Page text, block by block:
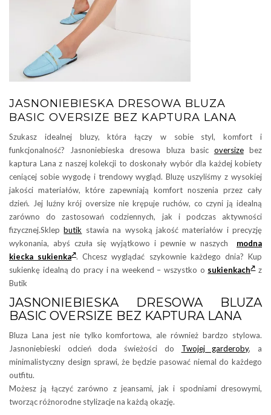
JASNONIEBIESKA DRESOWA BLUZA
BASIC OVERSIZE BEZ KAPTURA LANA
Szukasz idealnej bluzy, która łączy w sobie styl, komfort i
funkcjonalność? Jasnoniebieska dresowa bluza basic oversizebez
kaptura Lana z naszej kolekcji to doskonały wybór dla każdej kobiety
ceniącej sobie wygodę i trendowy wygląd. Bluzę uszyliśmy z wysokiej
jakości materiałów, które zapewniają komfort noszenia przez cały
dzień. Jej luźny krój oversize nie krępuje ruchów, co czyni ją idealną
zarówno do zastosowań codziennych, jak i podczas aktywności
fizycznej.Sklepbutik stawia na wysoką jakość materiałów i precyzję
wykonania, abyś czuła się wyjątkowo i pewnie w naszych modna
kiecka sukienka . Chcesz wyglądać szykownie każdego dnia? Kup
sukienkę idealną do pracy i na weekend – wszystko o sukienkach z
Butik
JASNONIEBIESKA DRESOWA BLUZA
BASIC OVERSIZE BEZ KAPTURA LANA
Bluza Lana jest nie tylko komfortowa, ale również bardzo stylowa.
Jasnoniebieski odcień doda świeżości do Twojej garderoby, a
minimalistyczny design sprawi, że będzie pasować niemal do każdego
outfitu.
Możesz ją łączyć zarówno z jeansami, jak i spodniami dresowymi,
tworząc różnorodne stylizacje na każdą okazję.